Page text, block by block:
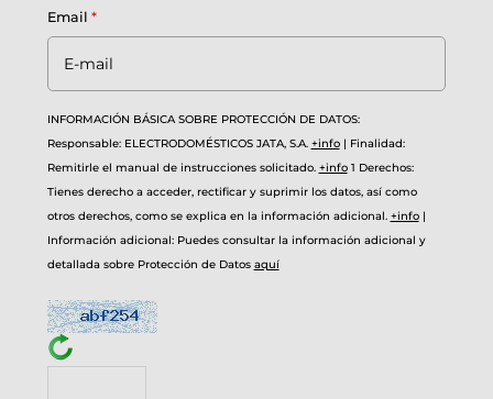
Email *
INFORMACIÓN BÁSICA SOBRE PROTECCIÓN DE DATOS:
Responsable: ELECTRODOMÉSTICOS JATA, S.A. +info | Finalidad:
Remitirle el manual de instrucciones solicitado. +info1 Derechos:
Tienes derecho a acceder, rectificar y suprimir los datos, así como
otros derechos, como se explica en la información adicional. +info|
Información adicional: Puedes consultar la información adicional y
detallada sobre Protección de Datos aquí